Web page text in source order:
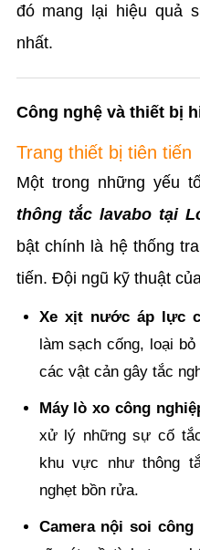
đó mang lại hiệu quả
nhất.
Công nghệ và thiết bị
Trang thiết bị tiên tiến
Một trong những yếu
thông tắc lavabo tại
bật chính là hệ thống
tiến. Đội ngũ kỹ thuật
Xe xịt nước áp lực
làm sạch cống, loại
các vật cản gây tắc
Máy lò xo công
xử lý những sự cố
khu vực như thông
nghẹt bồn rửa.
Camera nội soi công